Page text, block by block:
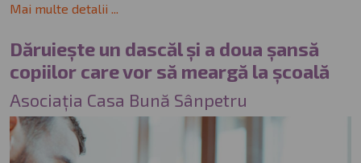
Mai multe detalii ...
Dăruiește un dascăl și a doua șansă
copiilor care vor să meargă la școală
Asociația Casa Bună Sânpetru